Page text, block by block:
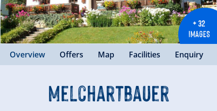
+ 32
IMAGES
Overview Offers Map Facilities Enquiry
Melchartbauer